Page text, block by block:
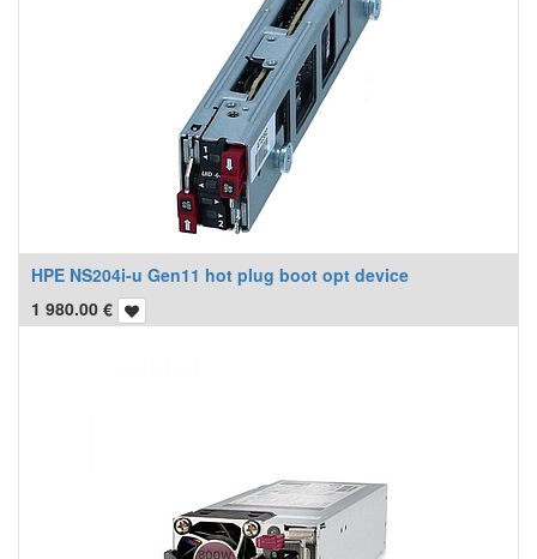
HPE NS204i-u Gen11 hot plug boot opt device
1 980.00 €